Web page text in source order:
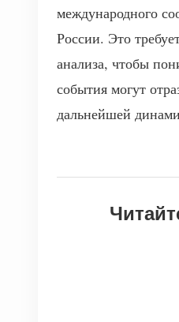
международного
России. Это
анализа, чтобы
события могут
дальнейшей